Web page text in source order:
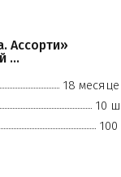
Ассорти»
...
18
10
100